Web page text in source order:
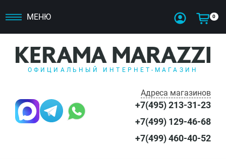
МЕНЮ 0
ОФИЦИАЛЬНЫЙ ИНТЕРНЕТ-МАГАЗИН
Адреса магазинов
+7(495) 213-31-23
+7(499) 129-46-68
+7(499) 460-40-52